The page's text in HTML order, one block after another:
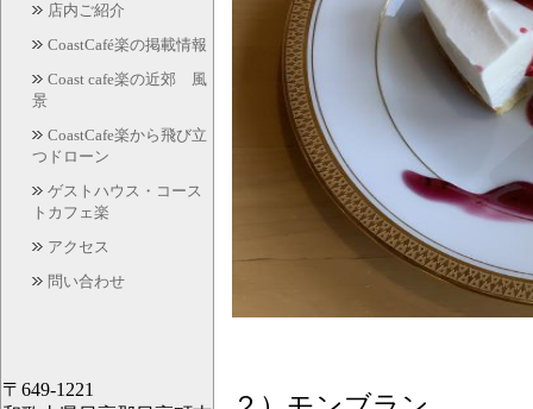
店内ご紹介
CoastCafé楽の掲載情報
Coast cafe楽の近郊 風
景
CoastCafe楽から飛び立
つドローン
ゲストハウス・コース
トカフェ楽
アクセス
問い合わせ
〒649-1221